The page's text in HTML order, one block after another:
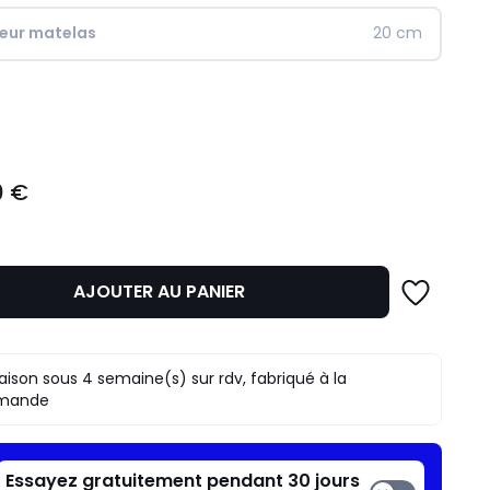
matelas 20 cm
€
AJOUTER AU PANIER
sous 4 semaine(s) sur rdv, fabriqué à la
Essayez gratuitement pendant 30 jours